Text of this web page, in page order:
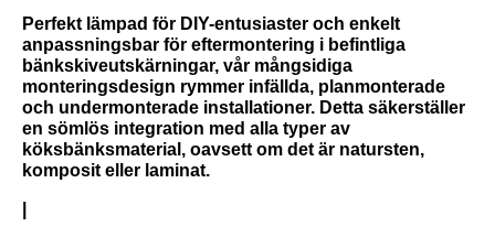
Perfekt lämpad för DIY-entusiaster och enkelt
anpassningsbar för eftermontering i befintliga
bänkskiveutskärningar, vår mångsidiga
monteringsdesign rymmer infällda, planmonterade
och undermonterade installationer. Detta säkerställer
en sömlös integration med alla typer av
köksbänksmaterial, oavsett om det är natursten,
komposit eller laminat.